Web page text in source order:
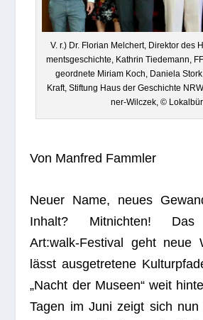
V. r.) Dr. Flo­rian Mel­ch­ert, Direk­tor des
ments­ge­schichte, Kath­rin Tie­de­mann,
geord­nete Miriam Koch, Daniela
Kraft, Stif­tung Haus der Geschichte
ner-Wilc­zek, ©
Von Man­fred Fammler
Neuer Name, neues
Inhalt? Mit­nich­ten! Das
Art:walk-Festival geht
lässt aus­ge­tre­tene
„Nacht der Museen“ weit
Tagen im Juni zeigt sich